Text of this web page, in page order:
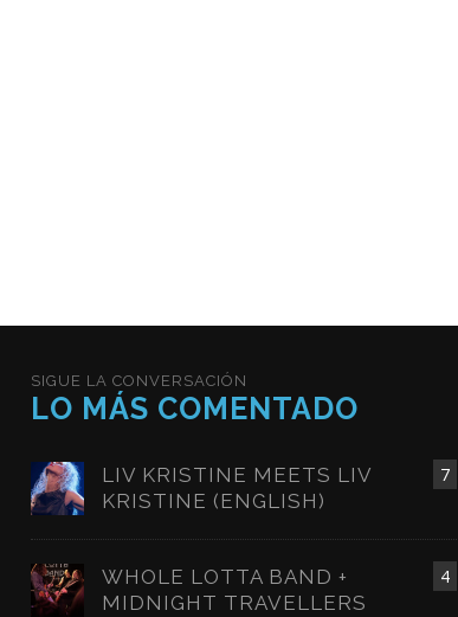
SIGUE LA CONVERSACIÓN
LO MÁS COMENTADO
7
LIV KRISTINE MEETS LIV
KRISTINE (ENGLISH)
4
WHOLE LOTTA BAND +
MIDNIGHT TRAVELLERS